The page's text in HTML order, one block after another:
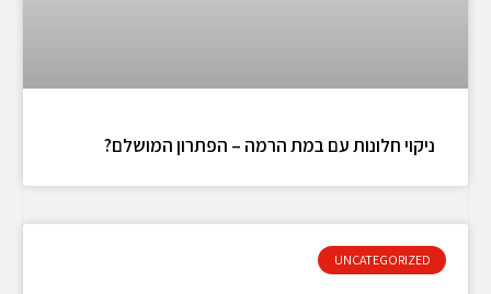
ניקוי חלונות עם במת הרמה – הפתרון המושלם?
UNCATEGORIZED